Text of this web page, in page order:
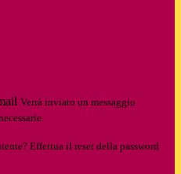
Verrà inviato un messaggio
Effettua il reset della password